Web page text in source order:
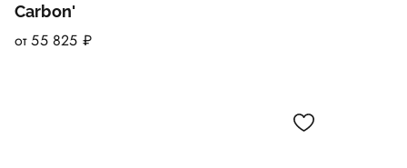
Carbon'
от 55 825 ₽